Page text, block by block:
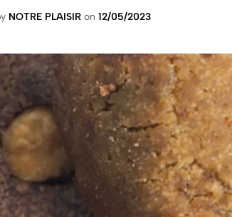
NOTRE PLAISIR on 12/05/2023